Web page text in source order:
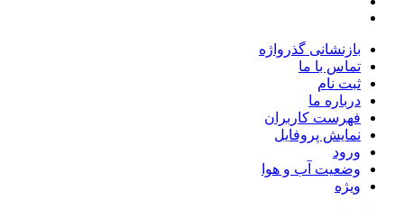
بازنشانی گذرواژه
تماس با ما
ثبت نام
درباره ما
فهرست کاربران
نمایش پروفایل
ورود
وضعیت آب و هوا
ویژه